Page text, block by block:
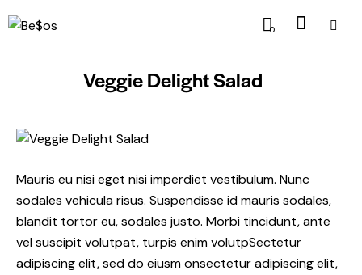
0
Veggie Delight Salad
$4.99
Mauris eu nisi eget nisi imperdiet vestibulum. Nunc
sodales vehicula risus. Suspendisse id mauris sodales,
blandit tortor eu, sodales justo. Morbi tincidunt, ante
vel suscipit volutpat, turpis enim volutpSectetur
adipiscing elit, sed do eiusm onsectetur adipiscing elit,